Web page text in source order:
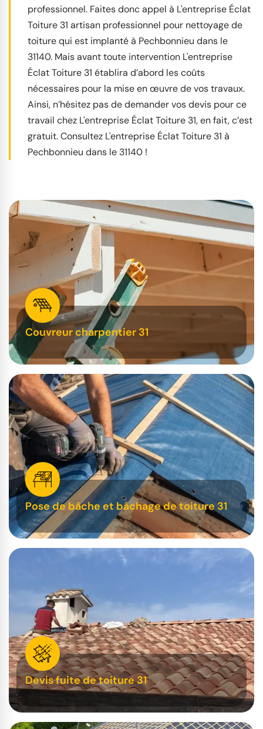
professionnel. Faites donc appel à L'entreprise Éclat
Toiture 31 artisan professionnel pour nettoyage de
toiture qui est implanté à Pechbonnieu dans le
31140. Mais avant toute intervention L'entreprise
Éclat Toiture 31 établira d’abord les coûts
nécessaires pour la mise en œuvre de vos travaux.
Ainsi, n’hésitez pas de demander vos devis pour ce
travail chez L'entreprise Éclat Toiture 31, en fait, c’est
gratuit. Consultez L'entreprise Éclat Toiture 31 à
Pechbonnieu dans le 31140 !
Couvreur charpentier 31
Pose de bâche et bâchage de toiture 31
Devis fuite de toiture 31